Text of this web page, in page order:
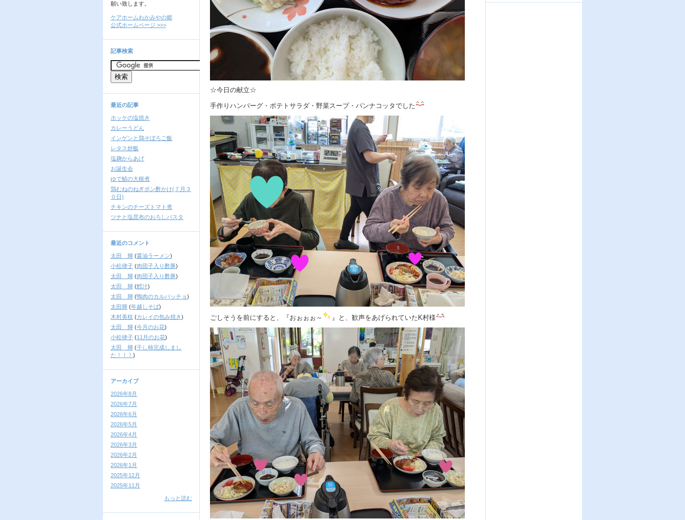
願い致します。
ケアホームわかみやの郷
公式ホームページ >>>
記事検索
最近の記事
ホッケの塩焼き
カレーうどん
インゲンと鶏そぼろご飯
レタス炒飯
塩麹からあげ
お誕生会
ゆで鯖の大根煮
鶏むねのねぎポン酢かけ(７月３
０日)
チキンのチーズトマト煮
ツナと塩昆布のおろしパスタ
最近のコメント
太田 輝 (醤油ラーメン)
小松律子 (肉団子入り酢豚)
太田 輝 (肉団子入り酢豚)
太田 輝 (鱈汁)
太田 輝 (鴨肉のカルパッチョ)
太田輝 (年越しそば)
木村美枝 (カレイの包み焼き)
太田 輝 (今月のお花)
小松律子 (11月のお花)
太田 輝 (干し柿完成しまし
た！！！ )
アーカイブ
2026年8月
2026年7月
2026年6月
2026年5月
2026年4月
2026年3月
2026年2月
2026年1月
2025年12月
2025年11月
もっと読む
☆今日の献立☆
手作りハンバーグ・ポテトサラダ・野菜スープ・パンナコッタでした
ごしそうを前にすると、『おぉぉぉ～ 』と、歓声をあげられていたK村様